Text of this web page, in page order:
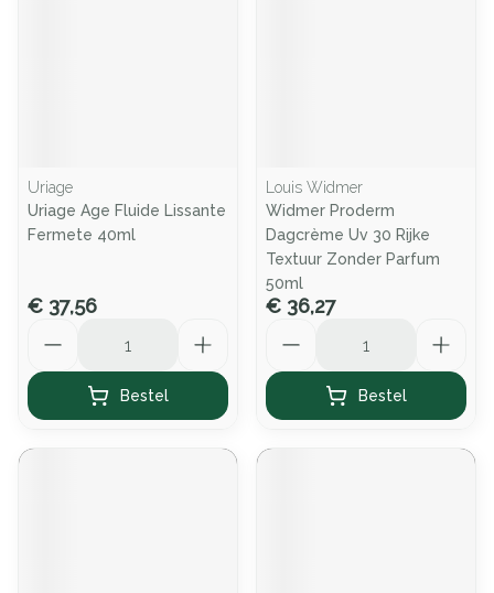
Uriage
Uriage Age Fluide Lissante
Fermete 40ml
€ 37,56
Bestel
Louis Widmer
Widmer Proderm
Dagcrème Uv 30 Rijke
Textuur Zonder Parfum
50ml
€ 36,27
Bestel